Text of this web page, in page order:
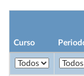
Curso